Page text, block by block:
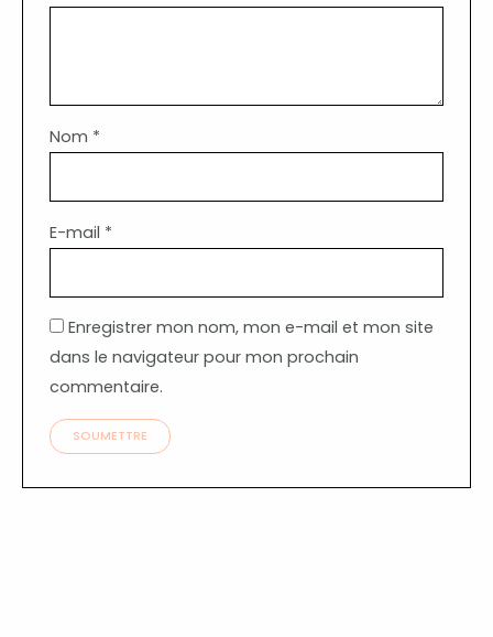
Nom *
E-mail *
Enregistrer mon nom, mon e-mail et mon site
dans le navigateur pour mon prochain
commentaire.